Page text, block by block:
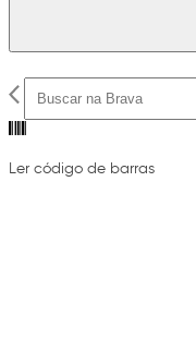
Ler código de barras